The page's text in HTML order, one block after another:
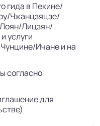
гида в Пекине/
Чжанцзяцзе/
Лицзян/
услуги
Ичане и на
согласно
для